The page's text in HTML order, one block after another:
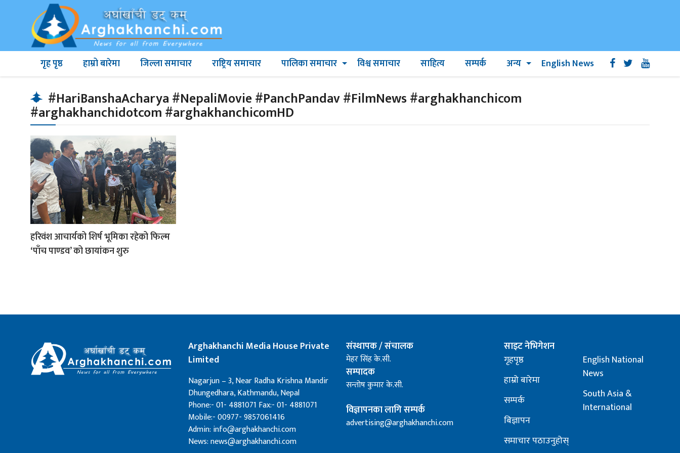
गृह पृष्ठ हाम्रो बारेमा जिल्ला समाचार राष्ट्रिय समाचार पालिका समाचार विश्व समाचार साहित्य सम्पर्क अन्य English News
#HariBanshaAcharya #NepaliMovie #PanchPandav #FilmNews #arghakhanchicom
#arghakhanchidotcom #arghakhanchicomHD
हरिवंश आचार्यको शिर्ष भूमिका रहेको फिल्म
‘पाँच पाण्डव’ को छायांकन शुरु
Arghakhanchi Media House Private
Limited
Nagarjun – 3, Near Radha Krishna Mandir
Dhungedhara, Kathmandu, Nepal
Phone:- 01- 4881071 Fax:- 01- 4881071
Mobile:- 00977- 9857061416
Admin: info@arghakhanchi.com
News: news@arghakhanchi.com
संस्थापक / संचालक
मेहर सिंह के.सी.
सम्पादक
सन्तोष कुमार के.सी.
विज्ञापनका लागि सम्पर्क
advertising@arghakhanchi.com
साइट नेभिगेशन
गृहपृष्ठ
हाम्रो बारेमा
सम्पर्क
बिज्ञापन
समाचार पठाउनुहोस्
English National
News
South Asia &
International